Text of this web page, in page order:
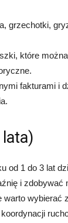
grzechotki,
które
fakturami i
od 1 do 3 lat
i zdobywać
warto wybierać